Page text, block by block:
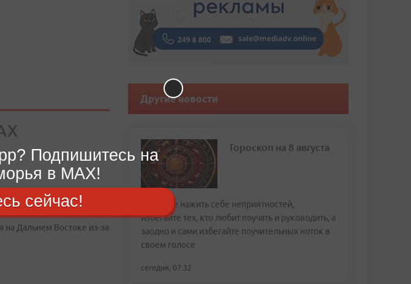
на 10–20% к
Дальнем Востоке из-за
Другие новости
Гороскоп на 8 августа
Чтобы не нажить себе неприятностей,
избегайте тех, кто любит поучать и руководить, а
заодно и сами избегайте поучительных ноток в
своем голосе
сегодня, 07:32
Подпишитесь на
в MAX!
сейчас!